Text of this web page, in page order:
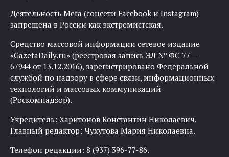
Деятельность Meta (соцсети Facebook и Instagram)
запрещена в России как экстремистская.
Средство массовой информации сетевое издание
«GazetaDaily.ru» (реестровая запись ЭЛ № ФС 77 —
67944 от 13.12.2016), зарегистрировано Федеральной
службой по надзору в сфере связи, информационных
технологий и массовых коммуникаций
(Роскомнадзор).
Учредитель: Харитонов Константин Николаевич.
Главный редактор: Чухутова Мария Николаевна.
Телефон редакции: 8 (937) 396-77-86.